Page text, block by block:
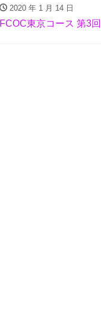
2020 年 1 月 14 日
FCOC東京コース 第3回